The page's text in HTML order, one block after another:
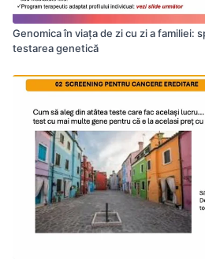
Genomica în viața de zi cu zi a familiei:
testarea genetică